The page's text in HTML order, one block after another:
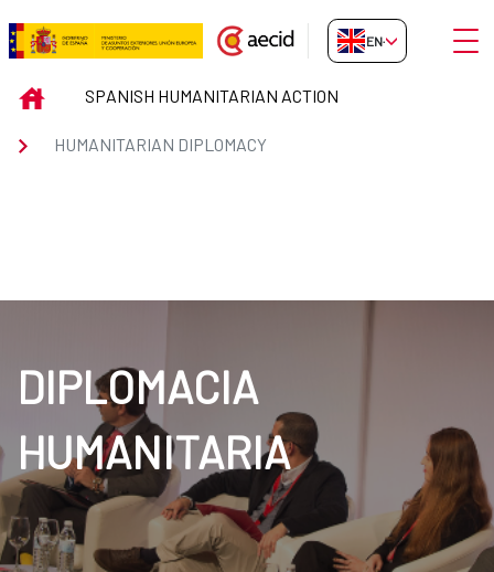
Skip to Main Content
HUMANITARIAN DIPLOMACY
EN-GB
INICIOSPANISH HUMANITARIAN ACTION
HUMANITARIAN DIPLOMACY
DIPLOMACIA
HUMANITARIA